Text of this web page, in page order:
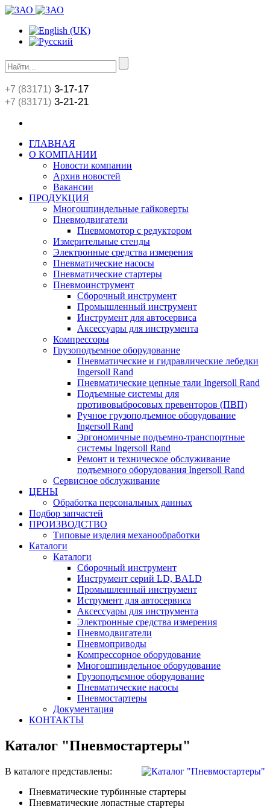
+7 (83171) 3-17-17
+7 (83171) 3-21-21
ГЛАВНАЯ
О КОМПАНИИ
Новости компании
Архив новостей
Вакансии
ПРОДУКЦИЯ
Многошпиндельные гайковерты
Пневмодвигатели
Пневмомотор с редуктором
Измерительные стенды
Электронные средства измерения
Пневматические насосы
Пневматические стартеры
Пневмоинструмент
Сборочный инструмент
Промышленный инструмент
Инструмент для автосервиса
Аксессуары для инструмента
Компрессоры
Грузоподъемное оборудование
Пневматические и гидравлические лебедки
Ingersoll Rand
Пневматические цепные тали Ingersoll Rand
Подъемные системы для
противовыбросовых превенторов (ПВП)
Ручное грузоподъемное оборудование
Ingersoll Rand
Эргономичные подъемно-транспортные
системы Ingersoll Rand
Ремонт и техническое обслуживание
подъемного оборудования Ingersoll Rand
Сервисное обслуживание
ЦЕНЫ
Обработка персональных данных
Подбор запчастей
ПРОИЗВОДСТВО
Типовые изделия механообработки
Каталоги
Каталоги
Сборочный инструмент
Инструмент серий LD, BALD
Промышленный инструмент
Иструмент для автосервиса
Аксессуары для инструмента
Электронные средства измерения
Пневмодвигатели
Пневмоприводы
Компрессорное оборудование
Многошпиндельное оборудование
Грузоподъемное оборудование
Пневматические насосы
Пневмостартеры
Документация
КОНТАКТЫ
Каталог "Пневмостартеры"
В каталоге представлены:
Пневматические турбинные стартеры
Пневматические лопастные стартеры